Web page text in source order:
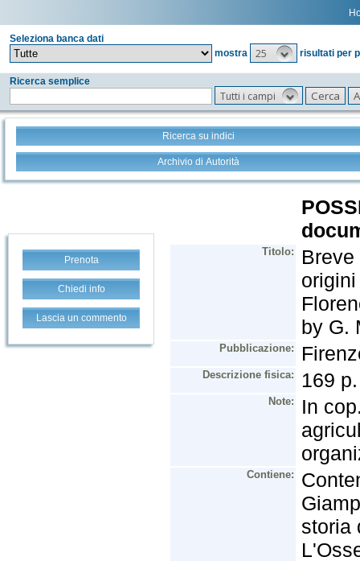
Seleziona banca dati
mostra
25 risultati per
Ricerca semplice
Tutti i campi
Ricerca su indici
Archivio di Autorità
Prenota
Chiedi info
Lascia un commento